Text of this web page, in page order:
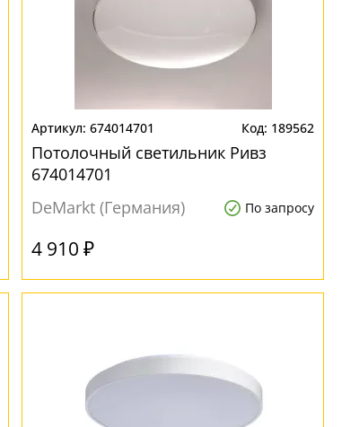
674014701 189562
Потолочный светильник Ривз
674014701
DeMarkt (Германия)
По запросу
4 910 ₽